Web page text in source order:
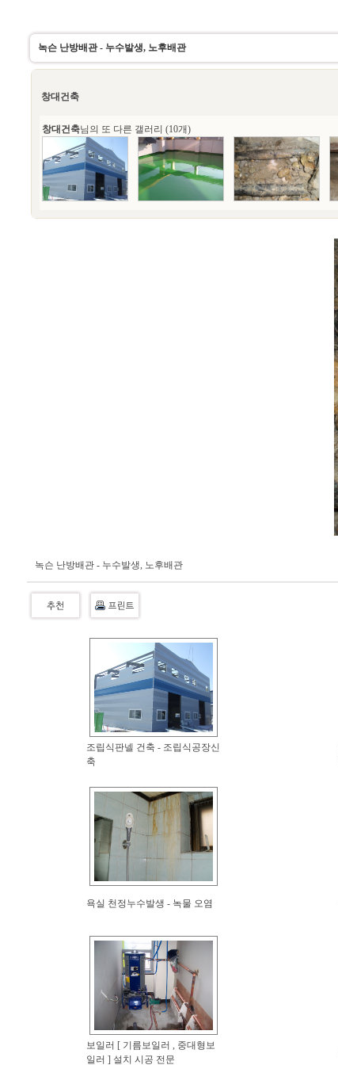
녹슨 난방배관 - 누수발생, 노후배관
창대건축
창대건축님의 또 다른 갤러리 (10개)
녹슨 난방배관 - 누수발생, 노후배관
조립식판넬 건축 - 조립식공장신
축
욕실 천정누수발생 - 녹물 오염
보일러 [ 기름보일러 , 중대형보
일러 ] 설치 시공 전문